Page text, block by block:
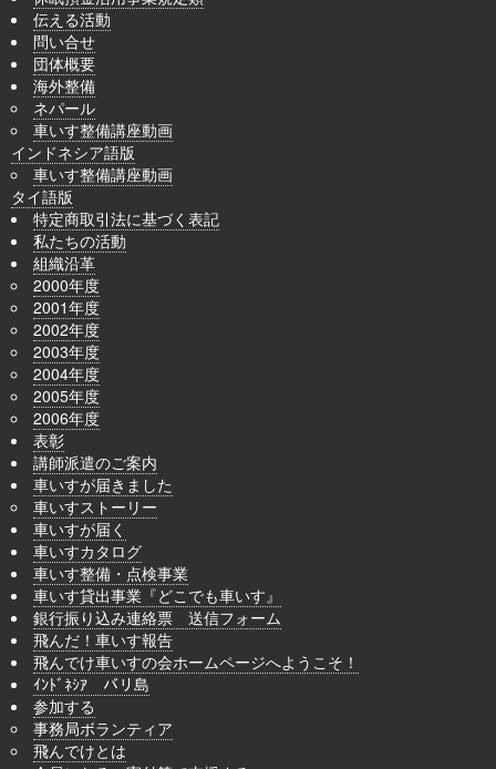
伝える活動
問い合せ
団体概要
海外整備
ネパール
車いす整備講座動画
インドネシア語版
車いす整備講座動画
タイ語版
特定商取引法に基づく表記
私たちの活動
組織沿革
2000年度
2001年度
2002年度
2003年度
2004年度
2005年度
2006年度
表彰
講師派遣のご案内
車いすが届きました
車いすストーリー
車いすが届く
車いすカタログ
車いす整備・点検事業
車いす貸出事業『どこでも車いす』
銀行振り込み連絡票 送信フォーム
飛んだ！車いす報告
飛んでけ車いすの会ホームページへようこそ！
ｲﾝﾄﾞﾈｼｱ バリ島
参加する
事務局ボランティア
飛んでけとは